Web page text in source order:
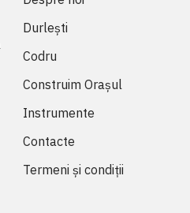
Durlești
Codru
Construim Orașul
Instrumente
Contacte
Termeni și condiții